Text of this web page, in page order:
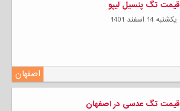
قیمت تگ پنسیل لیپو
يكشنبه 14 اسفند 1401
اصفهان
قیمت تگ عدسی در اصفهان